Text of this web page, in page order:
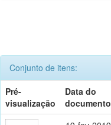
Conjunto de itens:
Pré-
visualização
Data do
documento